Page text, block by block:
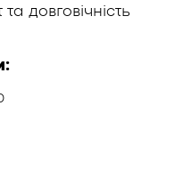
довговічність